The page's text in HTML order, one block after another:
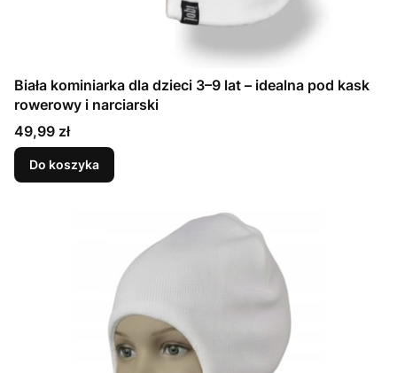
Biała kominiarka dla dzieci 3–9 lat – idealna pod kask
rowerowy i narciarski
Cena
49,99 zł
Do koszyka